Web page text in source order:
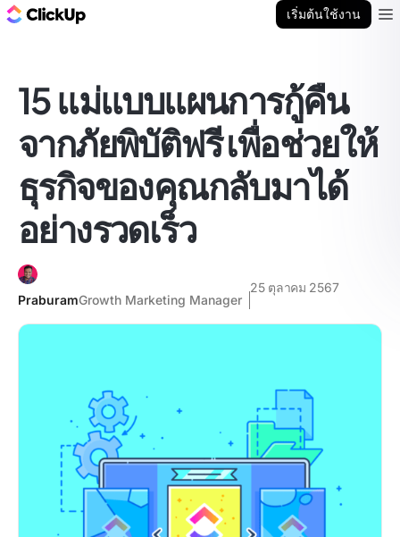
เริ่มต้นใช้งาน
15 แม่แบบแผนการกู้คืน
จากภัยพิบัติฟรี เพื่อช่วยให้
ธุรกิจของคุณกลับมาได้
อย่างรวดเร็ว
PraburamGrowth Marketing Manager
25 ตุลาคม 2567